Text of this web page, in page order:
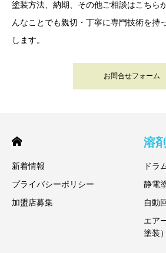
塗装方法、納期、その他ご相談はこちら
んなことでも親切・丁寧に専門技術を持
します。
お問合せフォーム
新着情報
プライバシーポリシー
加盟店募集
溶
ドラ
静電
自動
エア
塗装）